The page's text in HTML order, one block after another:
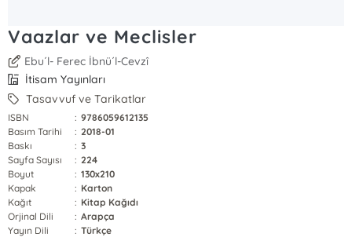
Vaazlar ve Meclisler
Ebu´l- Ferec İbnü´l-Cevzî
İtisam Yayınları
Tasavvuf ve Tarikatlar
ISBN : 9786059612135
Basım Tarihi
: 2018-01
Baskı
: 3
Sayfa Sayısı
: 224
Boyut
: 130x210
Kapak
: Karton
Kağıt
: Kitap Kağıdı
Orjinal Dili
: Arapça
Yayın Dili
: Türkçe